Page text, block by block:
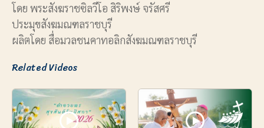
โดย พระสังฆราชซิลวีโอ สิริพงษ์ จรัสศรี
ประมุขสังฆมณฑลราชบุรี
ผลิตโดย สื่อมวลชนคาทอลิกสังฆมณฑลราชบุรี
Related Videos